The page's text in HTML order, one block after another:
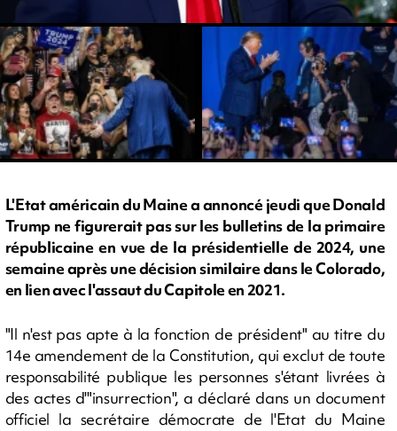
L'Etat américain du Maine a annoncé jeudi que Donald
Trump ne figurerait pas sur les bulletins de la primaire
républicaine en vue de la présidentielle de 2024, une
semaine après une décision similaire dans le Colorado,
en lien avec l'assaut du Capitole en 2021.
"Il n'est pas apte à la fonction de président" au titre du
14e amendement de la Constitution, qui exclut de toute
responsabilité publique les personnes s'étant livrées à
des actes d'"insurrection", a déclaré dans un document
officiel la secrétaire démocrate de l'Etat du Maine